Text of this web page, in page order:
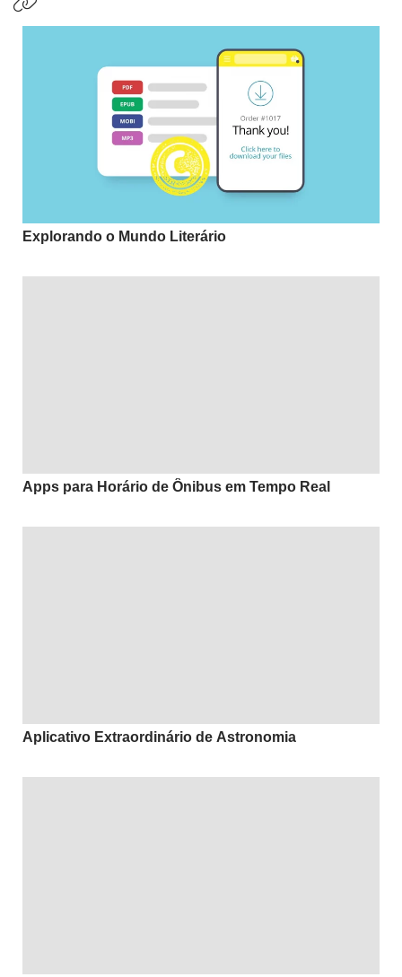
Explorando o Mundo Literário
Apps para Horário de Ônibus em Tempo Real
Aplicativo Extraordinário de Astronomia